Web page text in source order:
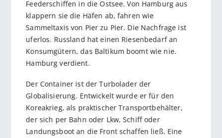
Feederschiffen in die Ostsee. Von Hamburg aus
klappern sie die Häfen ab, fahren wie
Sammeltaxis von Pier zu Pier. Die Nachfrage ist
uferlos. Russland hat einen Riesenbedarf an
Konsumgütern, das Baltikum boomt wie nie.
Hamburg verdient.
Der Container ist der Turbolader der
Globalisierung. Entwickelt wurde er für den
Koreakrieg, als praktischer Transportbehälter,
der sich per Bahn oder Lkw, Schiff oder
Landungsboot an die Front schaffen ließ. Eine